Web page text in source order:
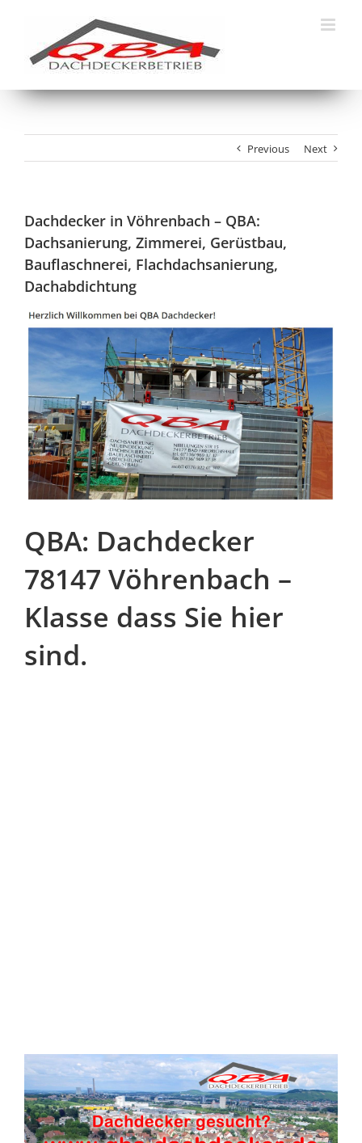
Previous Next
Dachdecker in Vöhrenbach – QBA:
Dachsanierung, Zimmerei, Gerüstbau,
Bauflaschnerei, Flachdachsanierung,
Dachabdichtung
QBA: Dachdecker
78147 Vöhrenbach –
Klasse dass Sie hier
sind.